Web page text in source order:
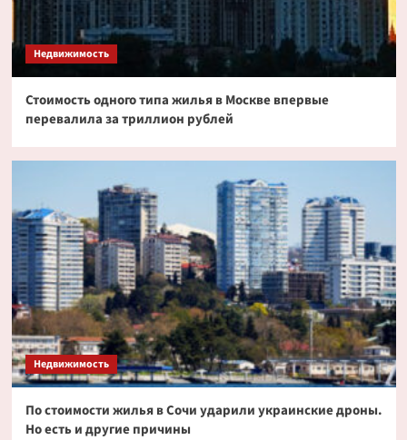
Недвижимость
Стоимость одного типа жилья в Москве впервые
перевалила за триллион рублей
Недвижимость
По стоимости жилья в Сочи ударили украинские дроны.
Но есть и другие причины